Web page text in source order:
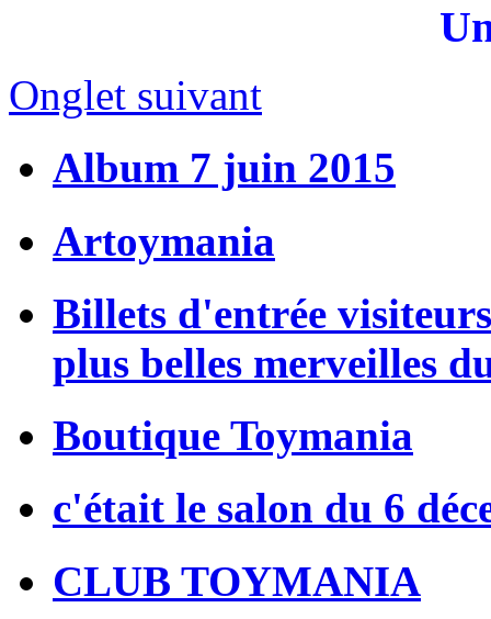
Onglet suivant
Album 7 juin 2015
Artoymania
Billets d'entrée
plus belles merveilles
Boutique Toymania
c'était le salon du 6
CLUB TOYMANIA